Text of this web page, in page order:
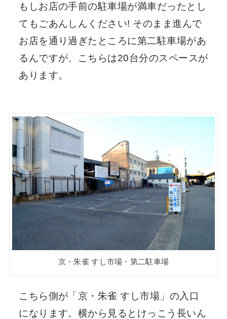
もしお店の手前の駐車場が満車だったとし
てもごあんしんください! そのまま進んで
お店を通り過ぎたところに第二駐車場があ
るんですが、こちらは20台分のスペースが
あります。
京・朱雀 すし市場・第二駐車場
こちら側が「京・朱雀 すし市場」の入口
になります。横から見るとけっこう長いん